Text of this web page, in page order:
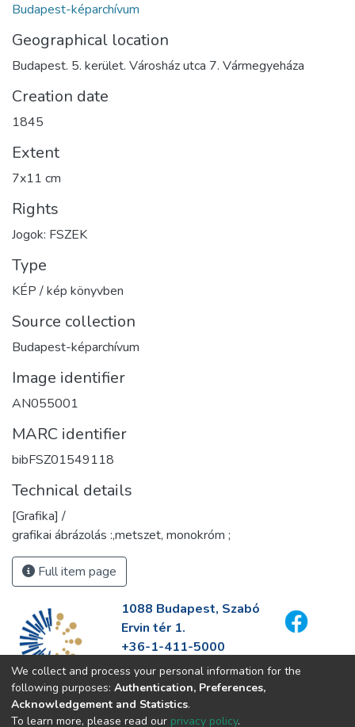
Budapest-képarchívum
Geographical location
Budapest. 5. kerület. Városház utca 7. Vármegyeháza
Creation date
1845
Extent
7x11 cm
Rights
Jogok: FSZEK
Type
KÉP / kép könyvben
Source collection
Budapest-képarchívum
Image identifier
AN055001
MARC identifier
bibFSZ01549118
Technical details
[Grafika] /
grafikai ábrázolás :,metszet, monokróm ;
Full item page
1088 Budapest, Szabó
Ervin tér 1.
+36-1-411-5000
info@fszek.hu
https://fszek.hu
We collect and process your personal information for the
following purposes: Authentication, Preferences,
Acknowledgement and Statistics.
To learn more, please read our privacy policy.